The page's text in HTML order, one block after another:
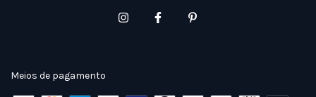
Meios de pagamento